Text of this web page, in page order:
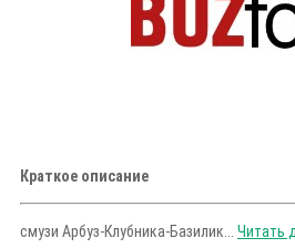
Краткое описание
смузи Арбуз-Клубника-Базилик... Читать